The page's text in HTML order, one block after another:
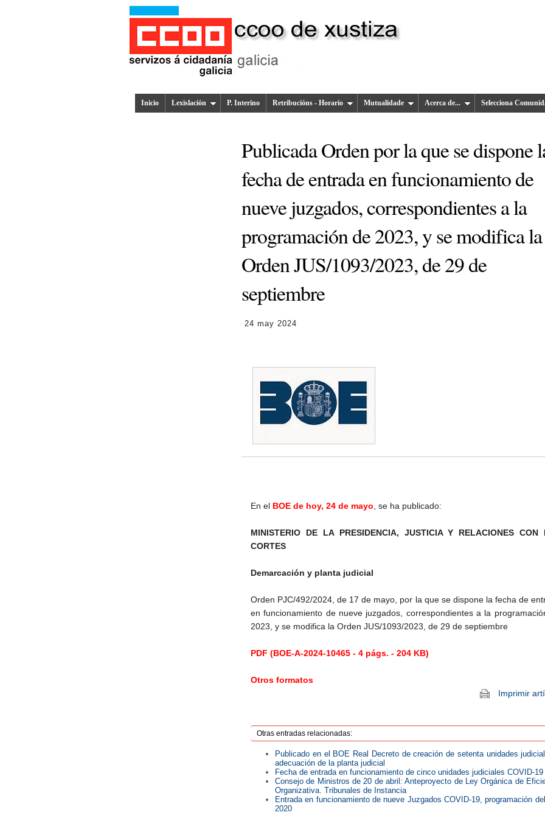
Inicio Lexislación P. Interino Retribucións - Horario Mutualidade Acerca de... Selecciona
Publicada Orden por la que se dispone
fecha de entrada en funcionamiento de
nueve juzgados, correspondientes a la
programación de 2023, y se modifica la
Orden JUS/1093/2023, de 29 de
septiembre
24 may 2024
En el BOE de hoy, 24 de mayo , se ha publicado:
MINISTERIO DE LA PRESIDENCIA, JUSTICIA Y RELACIONES CON
CORTES
Demarcación y planta judicial
Orden PJC/492/2024, de 17 de mayo, por la que se dispone la fecha de
en funcionamiento de nueve juzgados, correspondientes a la
2023, y se modifica la Orden JUS/1093/2023, de 29 de septiembre
PDF (BOE-A-2024-10465 - 4 págs. - 204 KB)
Otros formatos
Imprimir
Otras entradas relacionadas:
Publicado en el BOE Real Decreto de creación de setenta unidades
adecuación de la planta judicial
Fecha de entrada en funcionamiento de cinco unidades judiciales COVID-19
Consejo de Ministros de 20 de abril: Anteproyecto de Ley Orgánica de
Organizativa. Tribunales de Instancia
Entrada en funcionamiento de nueve Juzgados COVID-19, programación
2020